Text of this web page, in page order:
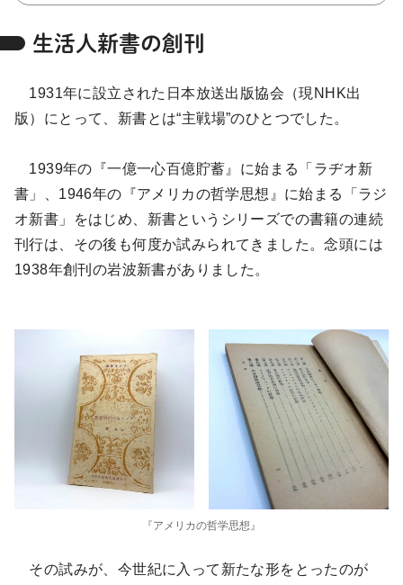
生活人新書の創刊
1931年に設立された日本放送出版協会（現NHK出
版）にとって、新書とは“主戦場”のひとつでした。
1939年の『一億一心百億貯蓄』に始まる「ラヂオ新
書」、1946年の『アメリカの哲学思想』に始まる「ラジ
オ新書」をはじめ、新書というシリーズでの書籍の連続
刊行は、その後も何度か試みられてきました。念頭には
1938年創刊の岩波新書がありました。
『アメリカの哲学思想』
その試みが、今世紀に入って新たな形をとったのが